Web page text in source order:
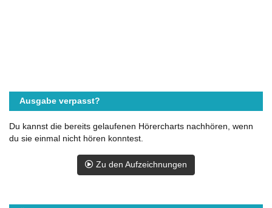
Ausgabe verpasst?
Du kannst die bereits gelaufenen Hörercharts nachhören, wenn
du sie einmal nicht hören konntest.
Zu den Aufzeichnungen